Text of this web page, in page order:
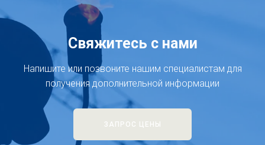
Свяжитесь с нами
Напишите или позвоните нашим специалистам для
получения дополнительной информации
ЗАПРОС ЦЕНЫ